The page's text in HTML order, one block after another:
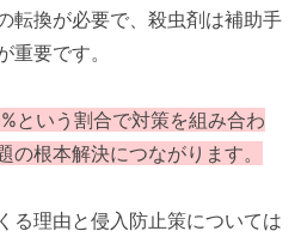
転換が必要で、殺虫剤は補助手
重要です。
という割合で対策を組み合わ
根本解決につながります。
る理由と侵入防止策については